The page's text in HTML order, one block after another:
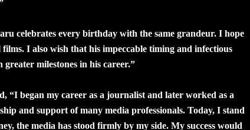
celebrates every birthday with the same grandeur. I hope
I also wish that his impeccable timing and infectious
greater milestones in his career.”
“I began my career as a journalist and later worked as a
and support of many media professionals. Today, I stand
the media has stood firmly by my side. My success would